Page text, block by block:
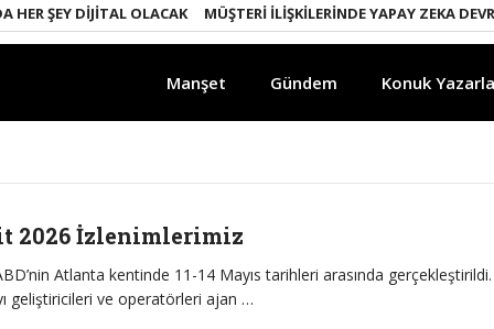
ŞEY DIJITAL OLACAK MÜŞTERI İLIŞKILERINDE YAPAY ZEKA
Manşet Gündem Konuk
2026 İzlenimlerimiz
Atlanta kentinde 11-14 Mayıs tarihleri arasında gerçekleştirildi.
geliştiricileri ve operatörleri ajan …